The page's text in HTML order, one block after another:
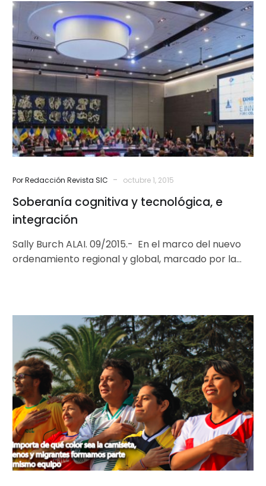
Soberanía
cognitiva
y
tecnológica,
e
integración
Por Redacción Revista SIC - octubre 1, 2015
Soberanía cognitiva y tecnológica, e
integración
Sally Burch ALAI. 09/2015.- En el marco del nuevo
ordenamiento regional y global, marcado por la
SJM
Chile
lanza
campaña
en
pro
de
la
integración
de
migrantes